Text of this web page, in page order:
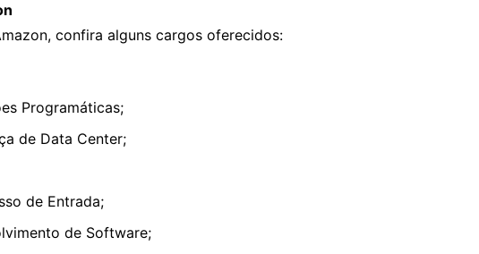
confira alguns cargos oferecidos:
Programáticas;
de Data Center;
de Entrada;
de Software;